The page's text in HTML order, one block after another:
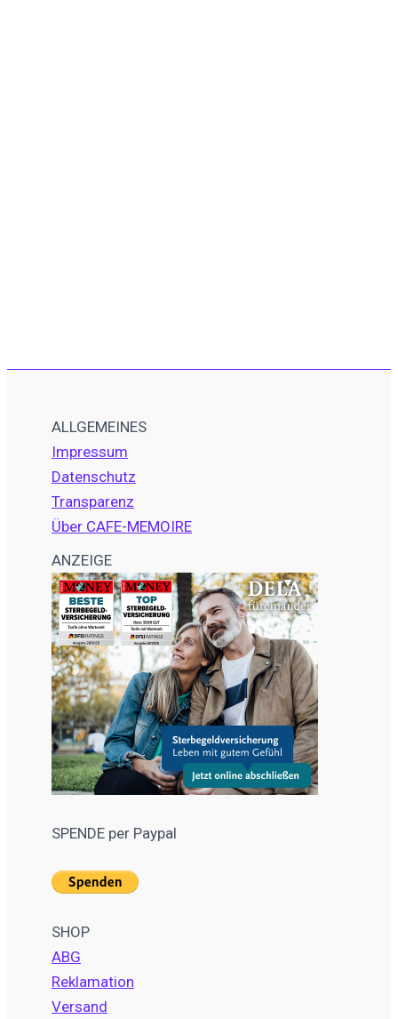
ALLGEMEINES
Impressum
Datenschutz
Transparenz
Über CAFE-MEMOIRE
ANZEIGE
SPENDE per Paypal
SHOP
ABG
Reklamation
Versand